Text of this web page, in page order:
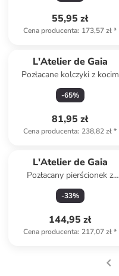
55,95 zł
Cena producenta: 173,57 zł*
L'Atelier de Gaia
Pozłacane kolczyki z kocim
okiem
-65%
81,95 zł
Cena producenta: 238,82 zł*
L'Atelier de Gaia
Pozłacany pierścionek z
perłami i cyrkoniami
-33%
144,95 zł
Cena producenta: 217,07 zł*